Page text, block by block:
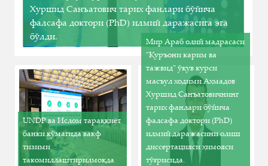
Хуршид Санъатович тарих фанлари бўйича
фалсафа доктори (PhD) илмий даражасига эга
бўлди.
UNDP ва Ислом тараққиёт
банки кўмагида вақф
тизими
такомиллаштирилмоқда
Мир Араб олий мадрасаси
"Қуръони карим ва
тажвид" ўқув курси
масъул ходими Аҳмадов
Хуршид Санъатовичнинг
тарих фанлари бўйича
фалсафа доктори (PhD)
илмий даражасини олиш
диссертацияси ҳимояси
тўғрисида.